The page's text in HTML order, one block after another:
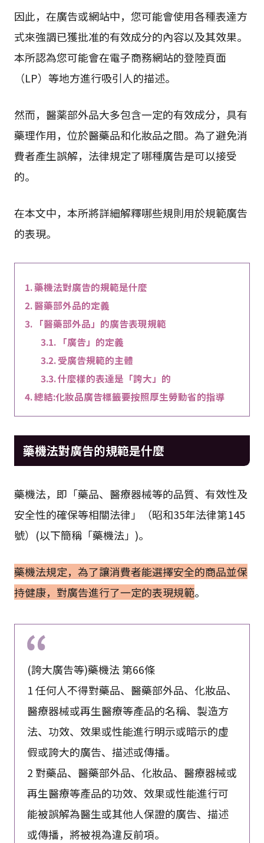
因此，在廣告或網站中，您可能會使用各種表達方
式來強調已獲批准的有效成分的內容以及其效果。
本所認為您可能會在電子商務網站的登陸頁面
（LP）等地方進行吸引人的描述。
然而，醫薬部外品大多包含一定的有效成分，具有
藥理作用，位於醫藥品和化妝品之間。為了避免消
費者產生誤解，法律規定了哪種廣告是可以接受
的。
在本文中，本所將詳細解釋哪些規則用於規範廣告
的表現。
藥機法對廣告的規範是什麼
醫藥部外品的定義
「醫藥部外品」的廣告表現規範
「廣告」的定義
受廣告規範的主體
什麼樣的表達是「誇大」的
總結:化妝品廣告標籤要按照厚生勞動省的指導
藥機法對廣告的規範是什麼
藥機法，即「藥品、醫療器械等的品質、有效性及
安全性的確保等相關法律」（昭和35年法律第145
號）(以下簡稱「藥機法」)。
藥機法規定，為了讓消費者能選擇安全的商品並保
持健康，對廣告進行了一定的表現規範。
(誇大廣告等)藥機法 第66條
1 任何人不得對藥品、醫藥部外品、化妝品、
醫療器械或再生醫療等產品的名稱、製造方
法、功效、效果或性能進行明示或暗示的虛
假或誇大的廣告、描述或傳播。
2 對藥品、醫藥部外品、化妝品、醫療器械或
再生醫療等產品的功效、效果或性能進行可
能被誤解為醫生或其他人保證的廣告、描述
或傳播，將被視為違反前項。